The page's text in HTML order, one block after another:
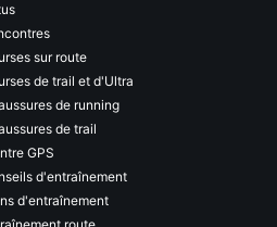
sur route
de trail et d'Ultra
de running
de trail
GPS
d'entraînement
d'entraînement